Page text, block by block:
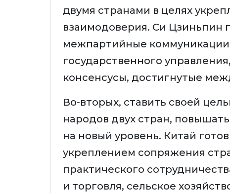
двумя странами в целях
взаимодоверия. Си Цзиньпин
межпартийные
государственного
консенсусы, достигнутые
Во-вторых, ставить своей
народов двух стран,
на новый уровень. Китай
укреплением сопряжения
практического
и торговля, сельское